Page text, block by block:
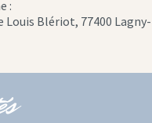
:
Louis Blériot, 77400 Lagny-